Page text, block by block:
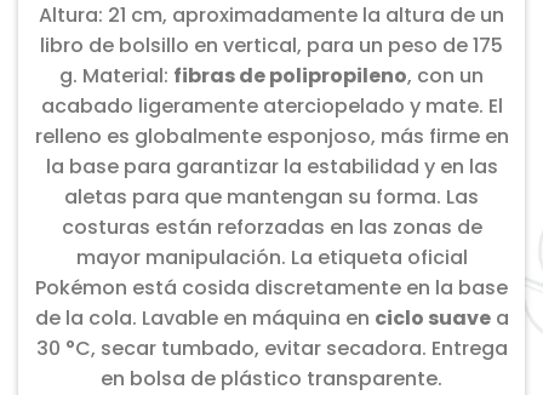
Altura: 21 cm, aproximadamente la altura de un
libro de bolsillo en vertical, para un peso de 175
g. Material: fibras de polipropileno, con un
acabado ligeramente aterciopelado y mate. El
relleno es globalmente esponjoso, más firme en
la base para garantizar la estabilidad y en las
aletas para que mantengan su forma. Las
costuras están reforzadas en las zonas de
mayor manipulación. La etiqueta oficial
Pokémon está cosida discretamente en la base
de la cola. Lavable en máquina en ciclo suavea
30 °C, secar tumbado, evitar secadora. Entrega
en bolsa de plástico transparente.